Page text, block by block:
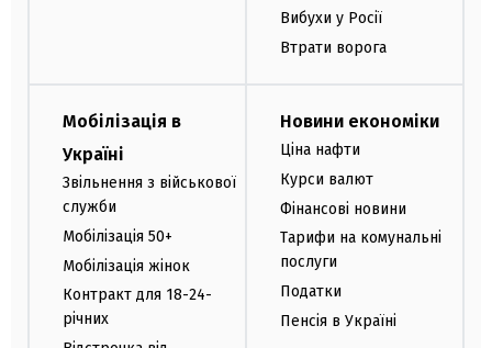
Вибухи у Росії
Втрати ворога
Мобілізація в
Україні
Звільнення з військової
служби
Мобілізація 50+
Мобілізація жінок
Контракт для 18-24-
річних
Новини економіки
Ціна нафти
Курси валют
Фінансові новини
Тарифи на комунальні
послуги
Податки
Пенсія в Україні